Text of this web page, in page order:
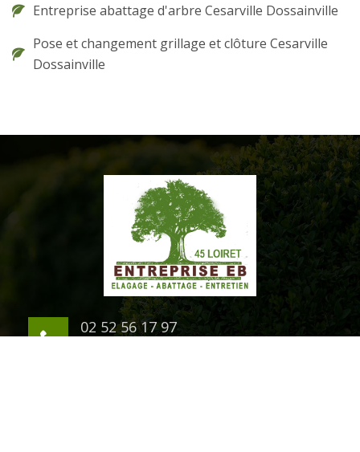
Entreprise abattage d'arbre Cesarville Dossainville
Pose et changement grillage et clôture Cesarville
Dossainville
02 52 56 17 97